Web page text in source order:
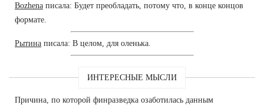
Bozhena писала: Будет преобладать, потому что, в конце концов
формате.
Рытина писала: В целом, для оленька.
ИНТЕРЕСНЫЕ МЫСЛИ
Причина, по которой финразведка озаботилась данным